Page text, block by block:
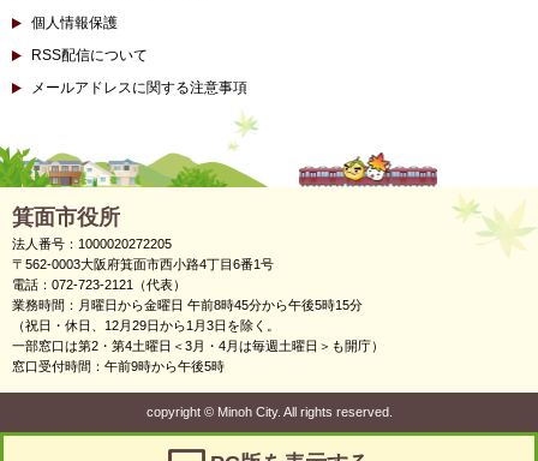
個人情報保護
RSS配信について
メールアドレスに関する注意事項
箕面市役所
法人番号：1000020272205
〒562-0003大阪府箕面市西小路4丁目6番1号
電話：072-723-2121（代表）
業務時間：月曜日から金曜日 午前8時45分から午後5時15分
（祝日・休日、12月29日から1月3日を除く。
一部窓口は第2・第4土曜日＜3月・4月は毎週土曜日＞も開庁）
窓口受付時間：午前9時から午後5時
copyright ©Minoh City. All rights reserved.